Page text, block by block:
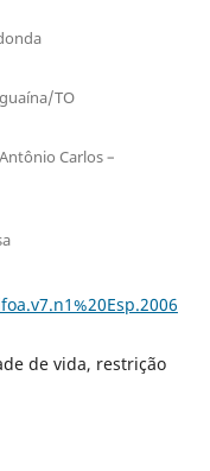
TO
Carlos –
de vida, restrição